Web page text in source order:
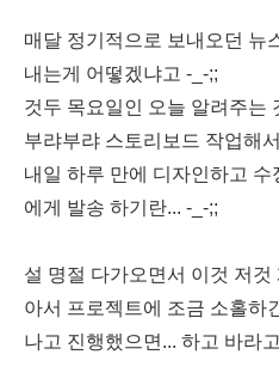
매달 정기적으로 보내오던 뉴
내는게 어떻겠냐고 -_-;;
것두 목요일인 오늘 알려주는
부랴부랴 스토리보드 작업해
내일 하루 만에 디자인하고
에게 발송 하기란... -_-;;
설 명절 다가오면서 이것 저
아서 프로젝트에 조금 소홀하
나고 진행했으면... 하고 바라